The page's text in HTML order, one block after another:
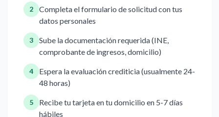
2
Completa el formulario de solicitud con tus
datos personales
3
Sube la documentación requerida (INE,
comprobante de ingresos, domicilio)
4
Espera la evaluación crediticia (usualmente 24-
48 horas)
5
Recibe tu tarjeta en tu domicilio en 5-7 días
hábiles